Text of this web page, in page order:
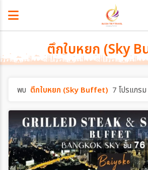
ตึกใบหยก (Sky
พบ ตึกใบหยก (Sky Buffet) 7 โปรแกรม